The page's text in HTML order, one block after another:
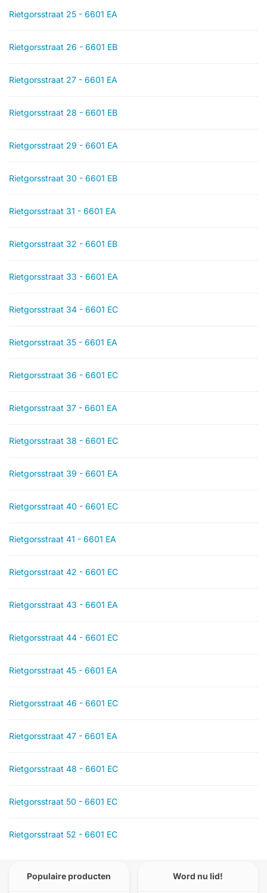
Rietgorsstraat 25 - 6601 EA
Rietgorsstraat 26 - 6601 EB
Rietgorsstraat 27 - 6601 EA
Rietgorsstraat 28 - 6601 EB
Rietgorsstraat 29 - 6601 EA
Rietgorsstraat 30 - 6601 EB
Rietgorsstraat 31 - 6601 EA
Rietgorsstraat 32 - 6601 EB
Rietgorsstraat 33 - 6601 EA
Rietgorsstraat 34 - 6601 EC
Rietgorsstraat 35 - 6601 EA
Rietgorsstraat 36 - 6601 EC
Rietgorsstraat 37 - 6601 EA
Rietgorsstraat 38 - 6601 EC
Rietgorsstraat 39 - 6601 EA
Rietgorsstraat 40 - 6601 EC
Rietgorsstraat 41 - 6601 EA
Rietgorsstraat 42 - 6601 EC
Rietgorsstraat 43 - 6601 EA
Rietgorsstraat 44 - 6601 EC
Rietgorsstraat 45 - 6601 EA
Rietgorsstraat 46 - 6601 EC
Rietgorsstraat 47 - 6601 EA
Rietgorsstraat 48 - 6601 EC
Rietgorsstraat 50 - 6601 EC
Rietgorsstraat 52 - 6601 EC
Populaire producten Word nu lid!